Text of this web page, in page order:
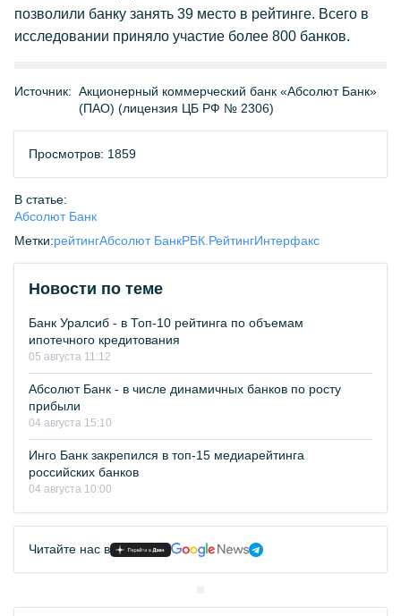
позволили банку занять 39 место в рейтинге. Всего в
исследовании приняло участие более 800 банков.
Источник: Акционерный коммерческий банк «Абсолют Банк»
(ПАО) (лицензия ЦБ РФ № 2306)
Просмотров: 1859
В статье:
Абсолют Банк
Метки:рейтингАбсолют БанкРБК.РейтингИнтерфакс
Новости по теме
Банк Уралсиб - в Топ-10 рейтинга по объемам
ипотечного кредитования
05 августа 11:12
Абсолют Банк - в числе динамичных банков по росту
прибыли
04 августа 15:10
Инго Банк закрепился в топ-15 медиарейтинга
российских банков
04 августа 10:00
Читайте нас в